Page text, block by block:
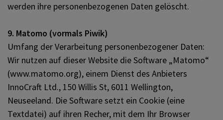
werden ihre personenbezogenen Daten gelöscht.
9. Matomo (vormals Piwik)
Umfang der Verarbeitung personenbezogener Daten:
Wir nutzen auf dieser Website die Software „Matomo“
(www.matomo.org), einem Dienst des Anbieters
InnoCraft Ltd., 150 Willis St, 6011 Wellington,
Neuseeland. Die Software setzt ein Cookie (eine
Textdatei) auf ihren Recher, mit dem Ihr Browser